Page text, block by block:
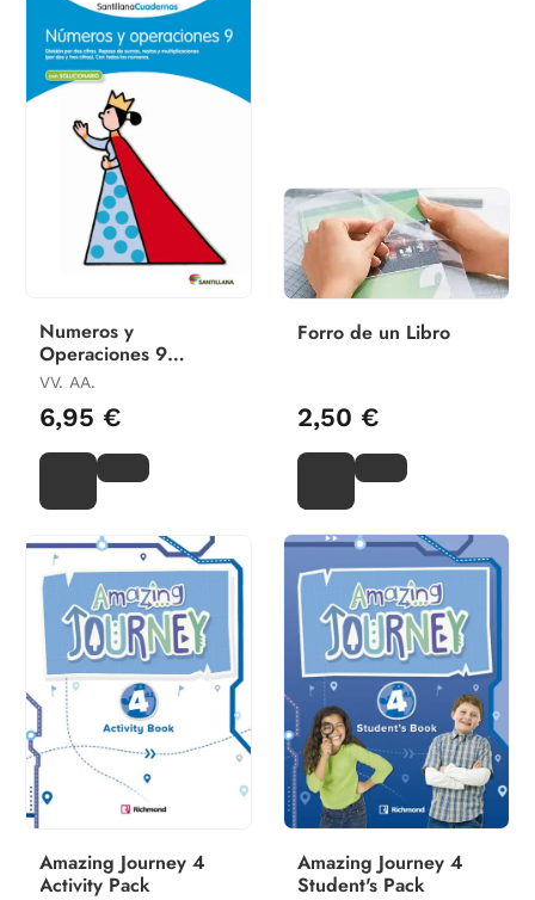
Numeros y
Operaciones 9
Santillana Cuadernos
VV. AA.
6,95 €
Forro de un Libro
2,50 €
Amazing Journey 4
Activity Pack
Amazing Journey 4
Student's Pack